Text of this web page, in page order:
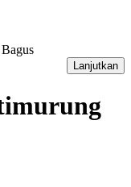
Bagus
Lanjutkan